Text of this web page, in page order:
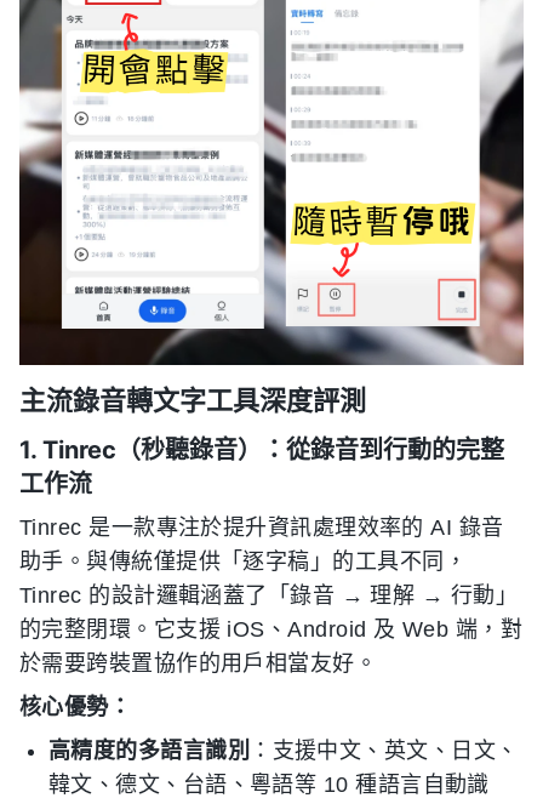
主流錄音轉文字工具深度評測
1. Tinrec（秒聽錄音）：從錄音到行動的完整
工作流
Tinrec 是一款專注於提升資訊處理效率的 AI 錄音
助手。與傳統僅提供「逐字稿」的工具不同，
Tinrec 的設計邏輯涵蓋了「錄音 → 理解 → 行動」
的完整閉環。它支援 iOS、Android 及 Web 端，對
於需要跨裝置協作的用戶相當友好。
核心優勢：
高精度的多語言識別 ：支援中文、英文、日文、
韓文、德文、台語、粵語等 10 種語言自動識